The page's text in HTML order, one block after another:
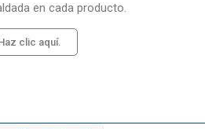
en cada producto.
clic aquí.